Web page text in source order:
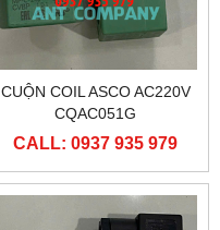
CUỘN COIL ASCO AC220V
CQAC051G
CALL: 0937 935 979